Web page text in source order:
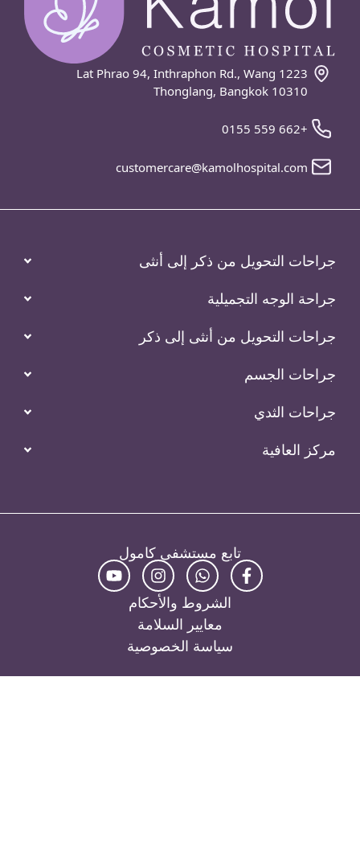
1223 Lat Phrao 94, Inthraphon Rd., Wang
Thonglang, Bangkok 10310
+662 559 0155
customercare@kamolhospital.com
جراحات التحويل من ذكر إلى أنثى
جراحة الوجه التجميلية
جراحات التحويل من أنثى إلى ذكر
جراحات الجسم
جراحات الثدي
مركز العافية
تابع مستشفى كامول
الشروط والأحكام
معايير السلامة
سياسة الخصوصية